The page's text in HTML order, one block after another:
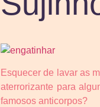
Esquecer de lavar as
aterrorizante para
famosos anticorpos?